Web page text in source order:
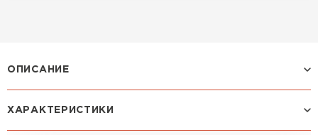
ОПИСАНИЕ
Профиль МОНТЕРРОСА:
ХАРАКТЕРИСТИКИ